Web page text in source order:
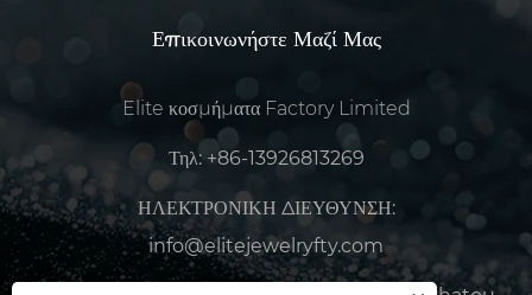
Επικοινωνήστε Μαζί Μας
Elite κοσμήματα Factory Limited
Τηλ: +86-13926813269
ΗΛΕΚΤΡΟΝΙΚΗ ΔΙΕΥΘΥΝΣΗ:
info@elitejewelryfty.com